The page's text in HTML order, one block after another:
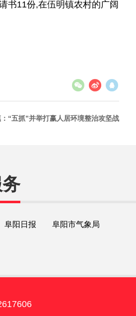
书11份,在伍明镇农村的广阔
“五抓”并举打赢人居环境整治攻坚战
阜阳日报 阜阳市气象局